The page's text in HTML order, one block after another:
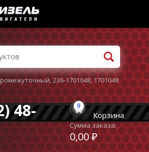
,236-1701048,1701048
48-
0
Корзина
Сумма заказа:
0,00 ₽